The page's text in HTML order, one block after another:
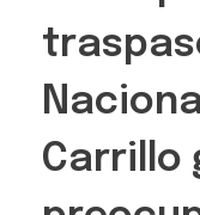
Carrillo